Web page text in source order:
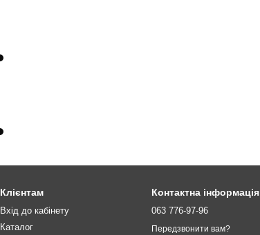
Клієнтам
Вхід до кабінету
Каталог
Контактна інформація
063 776-97-96
Передзвонити вам?